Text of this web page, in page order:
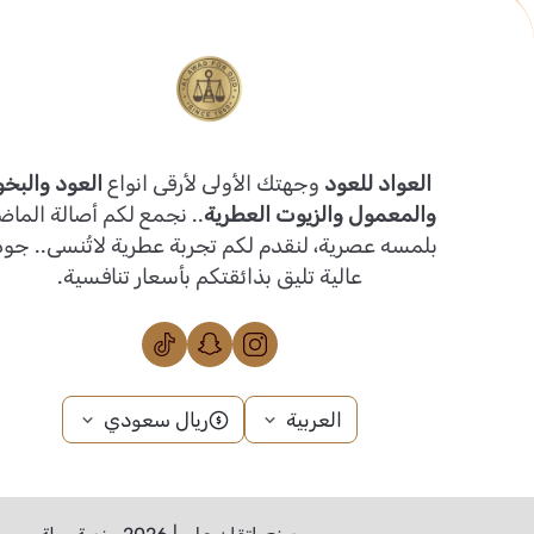
العواد للعود وجهتك الأولى لأرقى انواع العود
والمعمول والزيوت العطرية.. نجمع لكم أصالة
بلمسه عصرية، لنقدم لكم تجربة عطرية لاتُنسى..
عالية تليق بذائقتكم بأسعار تنافسية.
العربية ريال سعودي